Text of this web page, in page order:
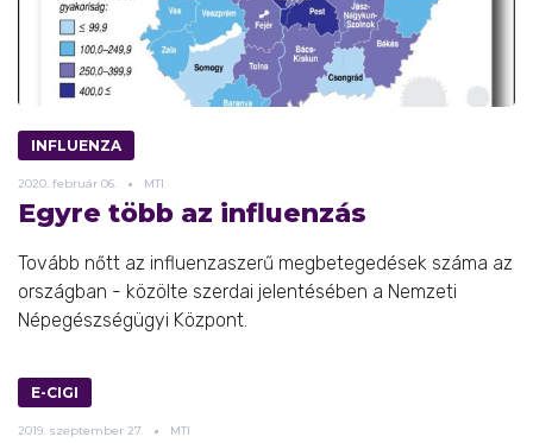
INFLUENZA
2020. február 06. MTI
Egyre több az influenzás
Tovább nőtt az influenzaszerű megbetegedések száma az
országban - közölte szerdai jelentésében a Nemzeti
Népegészségügyi Központ.
E-CIGI
2019. szeptember 27. MTI